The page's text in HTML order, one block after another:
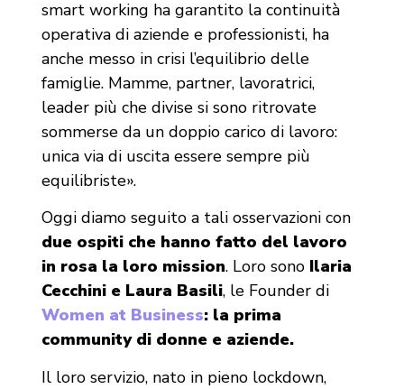
smart working ha garantito la continuità
operativa di aziende e professionisti, ha
anche messo in crisi l’equilibrio delle
famiglie. Mamme, partner, lavoratrici,
leader più che divise si sono ritrovate
sommerse da un doppio carico di lavoro:
unica via di uscita essere sempre più
equilibriste».
Oggi diamo seguito a tali osservazioni con
due ospiti che hanno fatto del lavoro
in rosa la loro mission. Loro sono Ilaria
Cecchini e Laura Basili, le Founder di
Women at Business: la prima
community di donne e aziende.
Il loro servizio, nato in pieno lockdown,